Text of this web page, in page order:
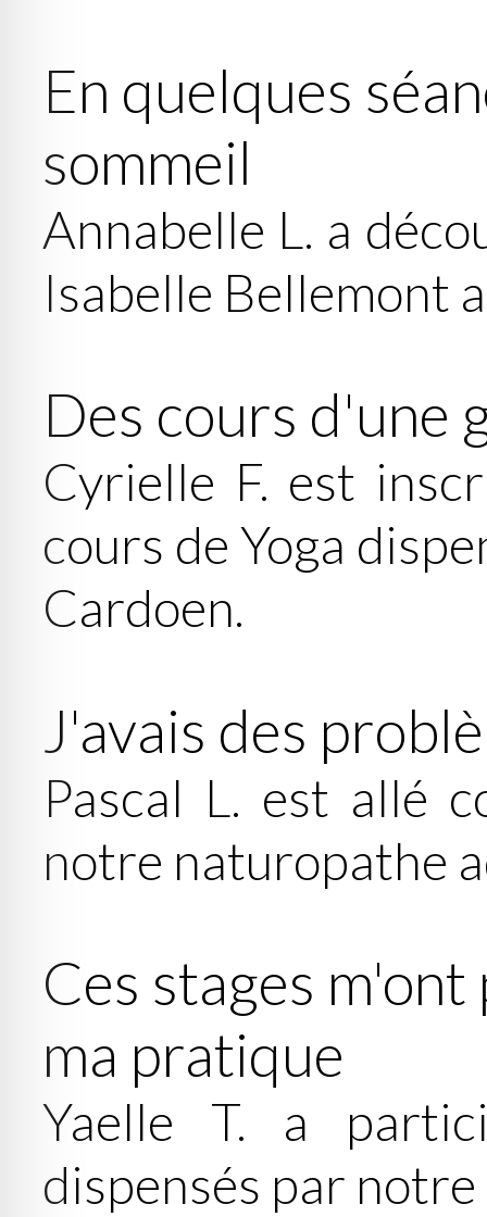
En quelques
sommeil
Annabelle L. a
Isabelle Bellemont
Des cours d'une
Cyrielle F. est
cours de Yoga
Cardoen.
J'avais des
Pascal L. est allé
notre naturopathe
Ces stages
ma pratique
Yaelle T. a
dispensés par